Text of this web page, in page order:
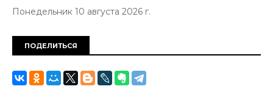
Понедельник 10 августа 2026 г.
ПОДЕЛИТЬСЯ